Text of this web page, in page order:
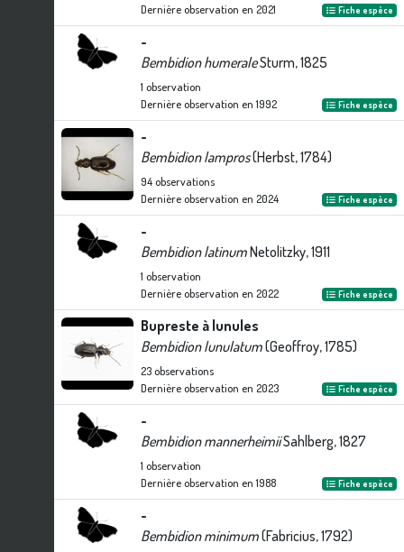
Dernière observation en 2021 Fiche espèce
-
Bembidion humeraleSturm, 1825
1 observation
Dernière observation en 1992 Fiche espèce
-
Bembidion lampros(Herbst, 1784)
94observations
Dernière observation en 2024 Fiche espèce
-
Bembidion latinumNetolitzky, 1911
1 observation
Dernière observation en 2022 Fiche espèce
Bupreste à lunules
Bembidion lunulatum(Geoffroy, 1785)
23observations
Dernière observation en 2023 Fiche espèce
-
Bembidion mannerheimiiSahlberg, 1827
1 observation
Dernière observation en 1988 Fiche espèce
-
Bembidion minimum(Fabricius, 1792)